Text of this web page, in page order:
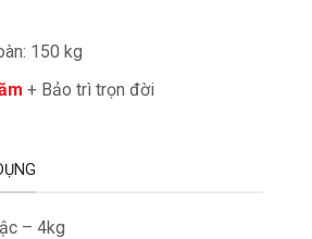
150 kg
+ Bảo trì trọn đời
– 4kg